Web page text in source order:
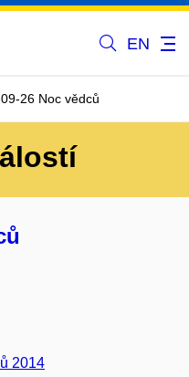
EN
26 Noc vědců